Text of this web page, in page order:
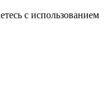
с использованием